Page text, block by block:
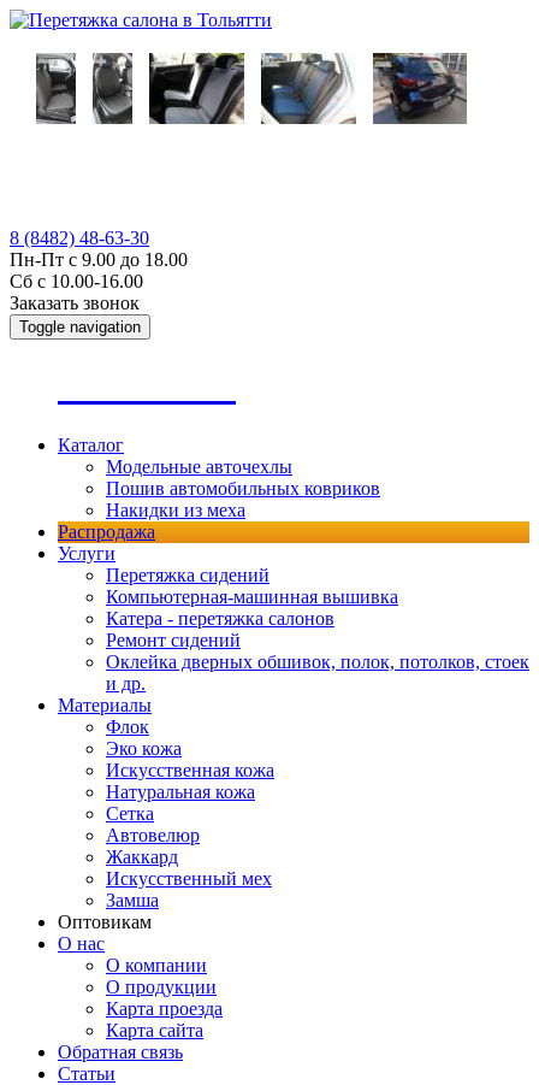
8 (8482) 48-63-30
Пн-Пт с 9.00 до 18.00
Сб с 10.00-16.00
Заказать звонок
Toggle navigation
Каталог
Модельные авточехлы
Пошив автомобильных ковриков
Накидки из меха
Распродажа
Услуги
Перетяжка сидений
Компьютерная-машинная вышивка
Катера - перетяжка салонов
Ремонт сидений
Оклейка дверных обшивок, полок, потолков, стоек
и др.
Материалы
Флок
Эко кожа
Искусственная кожа
Натуральная кожа
Сетка
Автовелюр
Жаккард
Искусственный мех
Замша
Оптовикам
О нас
О компании
О продукции
Карта проезда
Карта сайта
Обратная связь
Статьи